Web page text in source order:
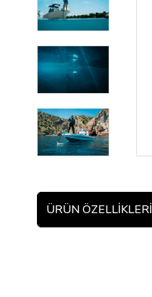
ÜRÜN ÖZELLIKLERI